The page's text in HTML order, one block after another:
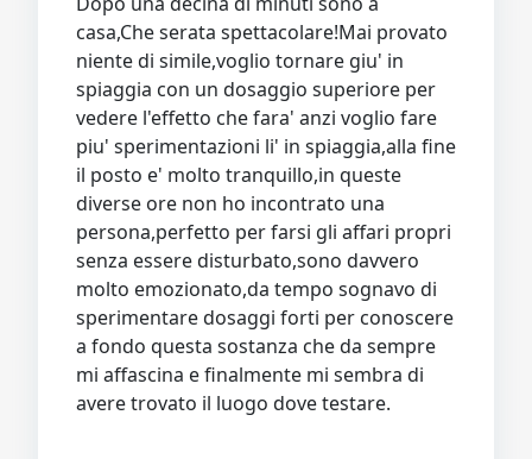
casa,Che serata spettacolare!Mai provato
niente di simile,voglio tornare giu' in
spiaggia con un dosaggio superiore per
vedere l'effetto che fara' anzi voglio fare
piu' sperimentazioni li' in spiaggia,alla fine
il posto e' molto tranquillo,in queste
diverse ore non ho incontrato una
persona,perfetto per farsi gli affari propri
senza essere disturbato,sono davvero
molto emozionato,da tempo sognavo di
sperimentare dosaggi forti per conoscere
a fondo questa sostanza che da sempre
mi affascina e finalmente mi sembra di
avere trovato il luogo dove testare.